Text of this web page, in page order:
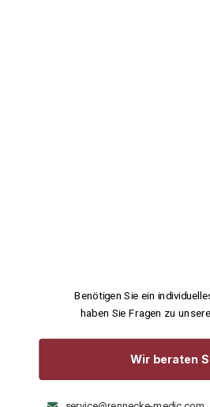
Benötigen Sie ein
haben Sie Fragen zu
Wir beraten